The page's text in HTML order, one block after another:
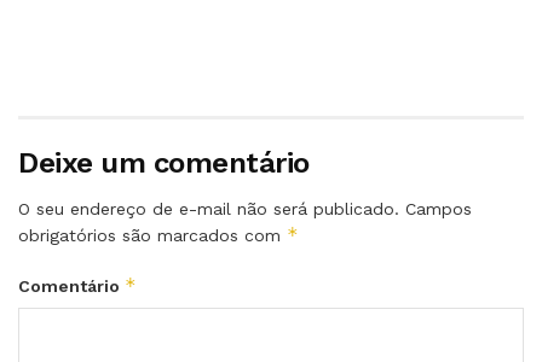
Deixe um comentário
O seu endereço de e-mail não será publicado. Campos
obrigatórios são marcados com *
Comentário *